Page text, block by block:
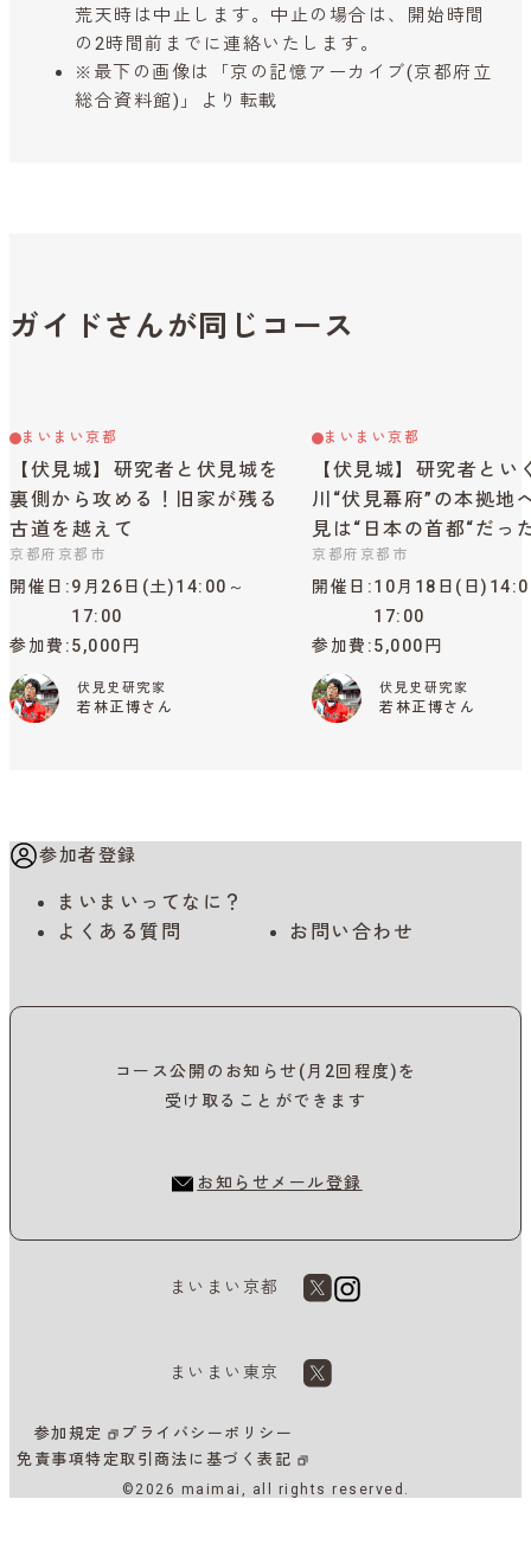
荒天時は中止します。中止の場合は、開始時間
の2時間前までに連絡いたします。
※最下の画像は「京の記憶アーカイブ(京都府立
総合資料館)」より転載
ガイドさんが同じコース
まいまい京都
【伏見城】研究者と伏見城を
裏側から攻める！旧家が残る
古道を越えて
京都府京都市
開催日
9月26日(土)14:00～
17:00
参加費 5,000円
伏見史研究家
若林正博さん
まいまい京都
【伏見城】研究者とい
川“伏見幕府”の本拠地
見は“日本の首都“だっ
京都府京都市
開催日
10月18日(日
17:00
参加費 5,000円
伏見史研究家
若林正博さん
参加者登録
まいまいってなに？
よくある質問
お問い合わせ
コース公開のお知らせ(月2回程度)を
受け取ることができます
お知らせメール登録
まいまい京都
まいまい東京
参加規定
プライバシーポリシー
免責事項特定取引商法に基づく表記
©2026 maimai, all rights reserved.